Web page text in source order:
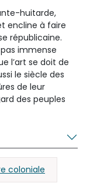
huitarde,
encline à faire
républicaine.
immense
l’art se doit de
le siècle des
de leur
des peuples
coloniale